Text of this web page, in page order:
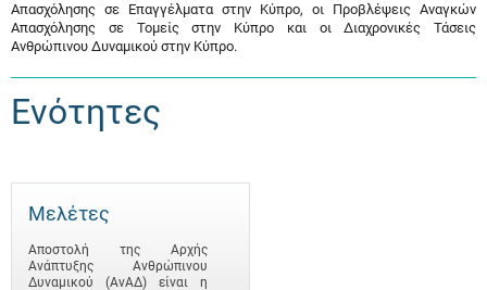
Απασχόλησης σε Επαγγέλματα στην Κύπρο, οι Προβλέψεις Αναγκών
Απασχόλησης σε Τομείς στην Κύπρο και οι Διαχρονικές Τάσεις
Ανθρώπινου Δυναμικού στην Κύπρο.
Ενότητες
Μελέτες
Αποστολή της Αρχής
Ανάπτυξης Ανθρώπινου
Δυναμικού (ΑνΑΔ) είναι η